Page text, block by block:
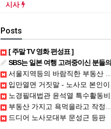
시사
Posts
[ 주말 TV 영화 편성표 ]
SBS는 일본 여행 고려중이신 분들의 연락을 기다립니다.
서울지역등의 바람직한 부동산 주택 신속 공급 방안은..
입만열면 거짓말 - 노사모 본인이 아니라고
노경필대법관 윤석열 특수활동비 등 내역공개하라2심판결 파기환송
부동산 가지고 욕먹을라고 작정들을 한 듯
드디어 노사모대부 문성근 등판